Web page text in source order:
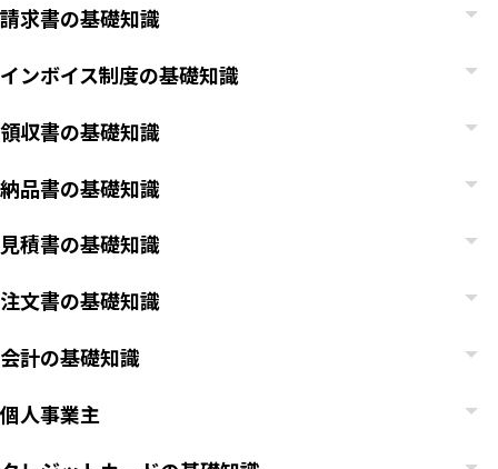
請求書の基礎知識
インボイス制度の基礎知識
領収書の基礎知識
納品書の基礎知識
見積書の基礎知識
注文書の基礎知識
会計の基礎知識
個人事業主